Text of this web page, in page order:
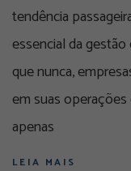
tendência
essencial da
que nunca,
em suas
apenas
LEIA MAIS